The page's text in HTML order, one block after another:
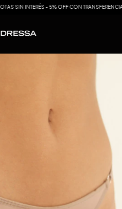
- 5% OFF CON TRANSFERENCIA BANCARIA